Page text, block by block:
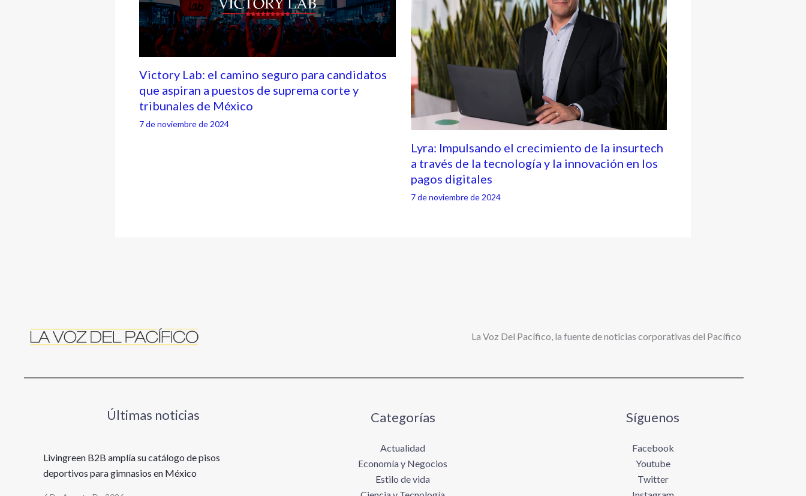
Victory Lab: el camino seguro para candidatos
que aspiran a puestos de suprema corte y
tribunales de México
7 de noviembre de 2024
Lyra: Impulsando el crecimiento de la insurtech
a través de la tecnología y la innovación en los
pagos digitales
7 de noviembre de 2024
La Voz Del Pacífico, la fuente de noticias corporativas del Pacífico
Últimas noticias
Livingreen B2B amplía su catálogo de pisos
deportivos para gimnasios en México
Categorías
Actualidad
Economía y Negocios
Estilo de vida
Síguenos
Facebook
Youtube
Twitter